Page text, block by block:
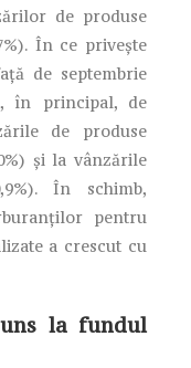
de produse
În ce privește
de septembrie
în principal, de
de produse
și la vânzările
În schimb,
pentru
a crescut cu
la fundul